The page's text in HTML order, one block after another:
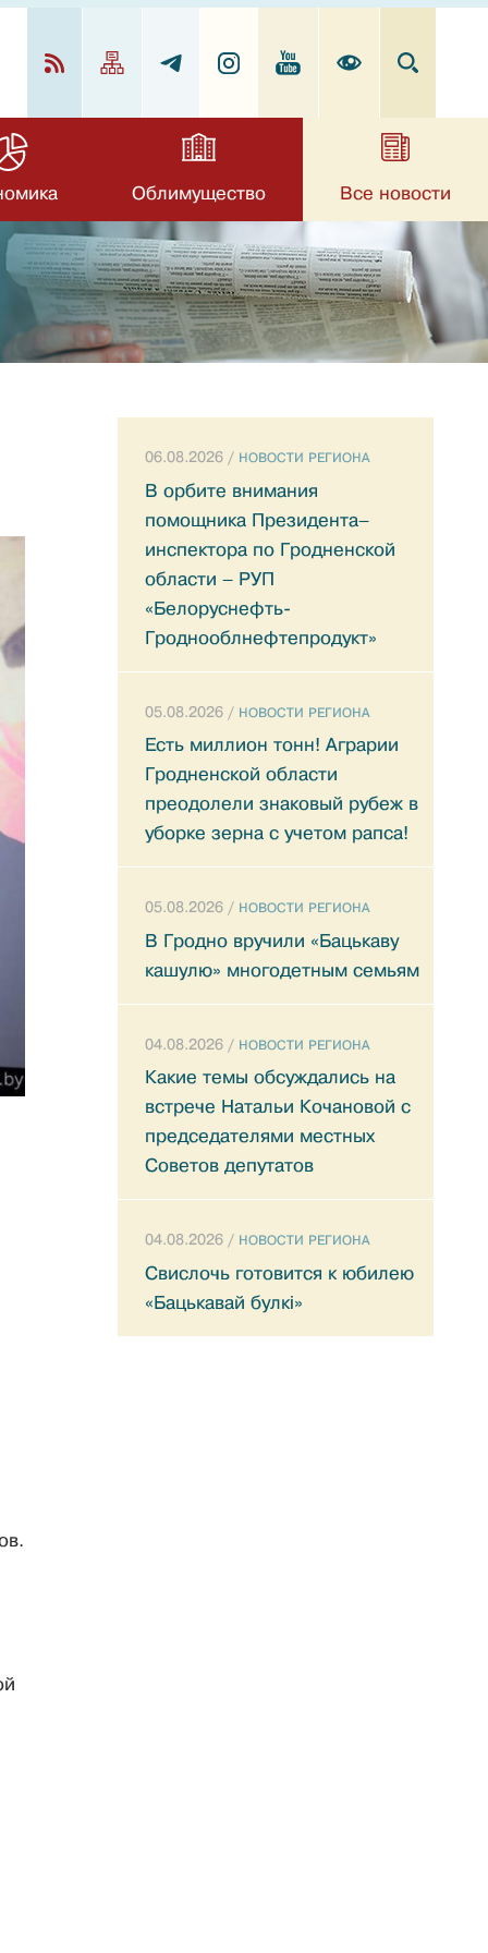
Облимущество Все новости
06.08.2026 / НОВОСТИ РЕГИОНА
В орбите внимания
помощника Президента–
инспектора по Гродненской
области – РУП
«Белоруснефть-
Гроднооблнефтепродукт»
05.08.2026 / НОВОСТИ РЕГИОНА
Есть миллион тонн! Аграрии
Гродненской области
преодолели знаковый рубеж в
уборке зерна с учетом рапса!
05.08.2026 / НОВОСТИ РЕГИОНА
В Гродно вручили «Бацькаву
кашулю» многодетным семьям
04.08.2026 / НОВОСТИ РЕГИОНА
Какие темы обсуждались на
встрече Натальи Кочановой с
председателями местных
Советов депутатов
04.08.2026 / НОВОСТИ РЕГИОНА
Свислочь готовится к юбилею
«Бацькавай булкі»